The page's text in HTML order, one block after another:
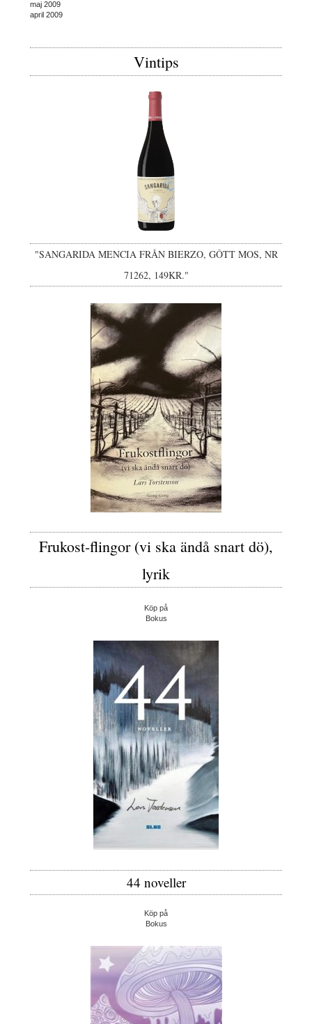
maj 2009
april 2009
Vintips
"SANGARIDA MENCIA FRÅN BIERZO, GÔTT MOS, NR
71262, 149KR."
Frukost-flingor (vi ska ändå snart dö),
lyrik
Köp på
Bokus
44 noveller
Köp på
Bokus